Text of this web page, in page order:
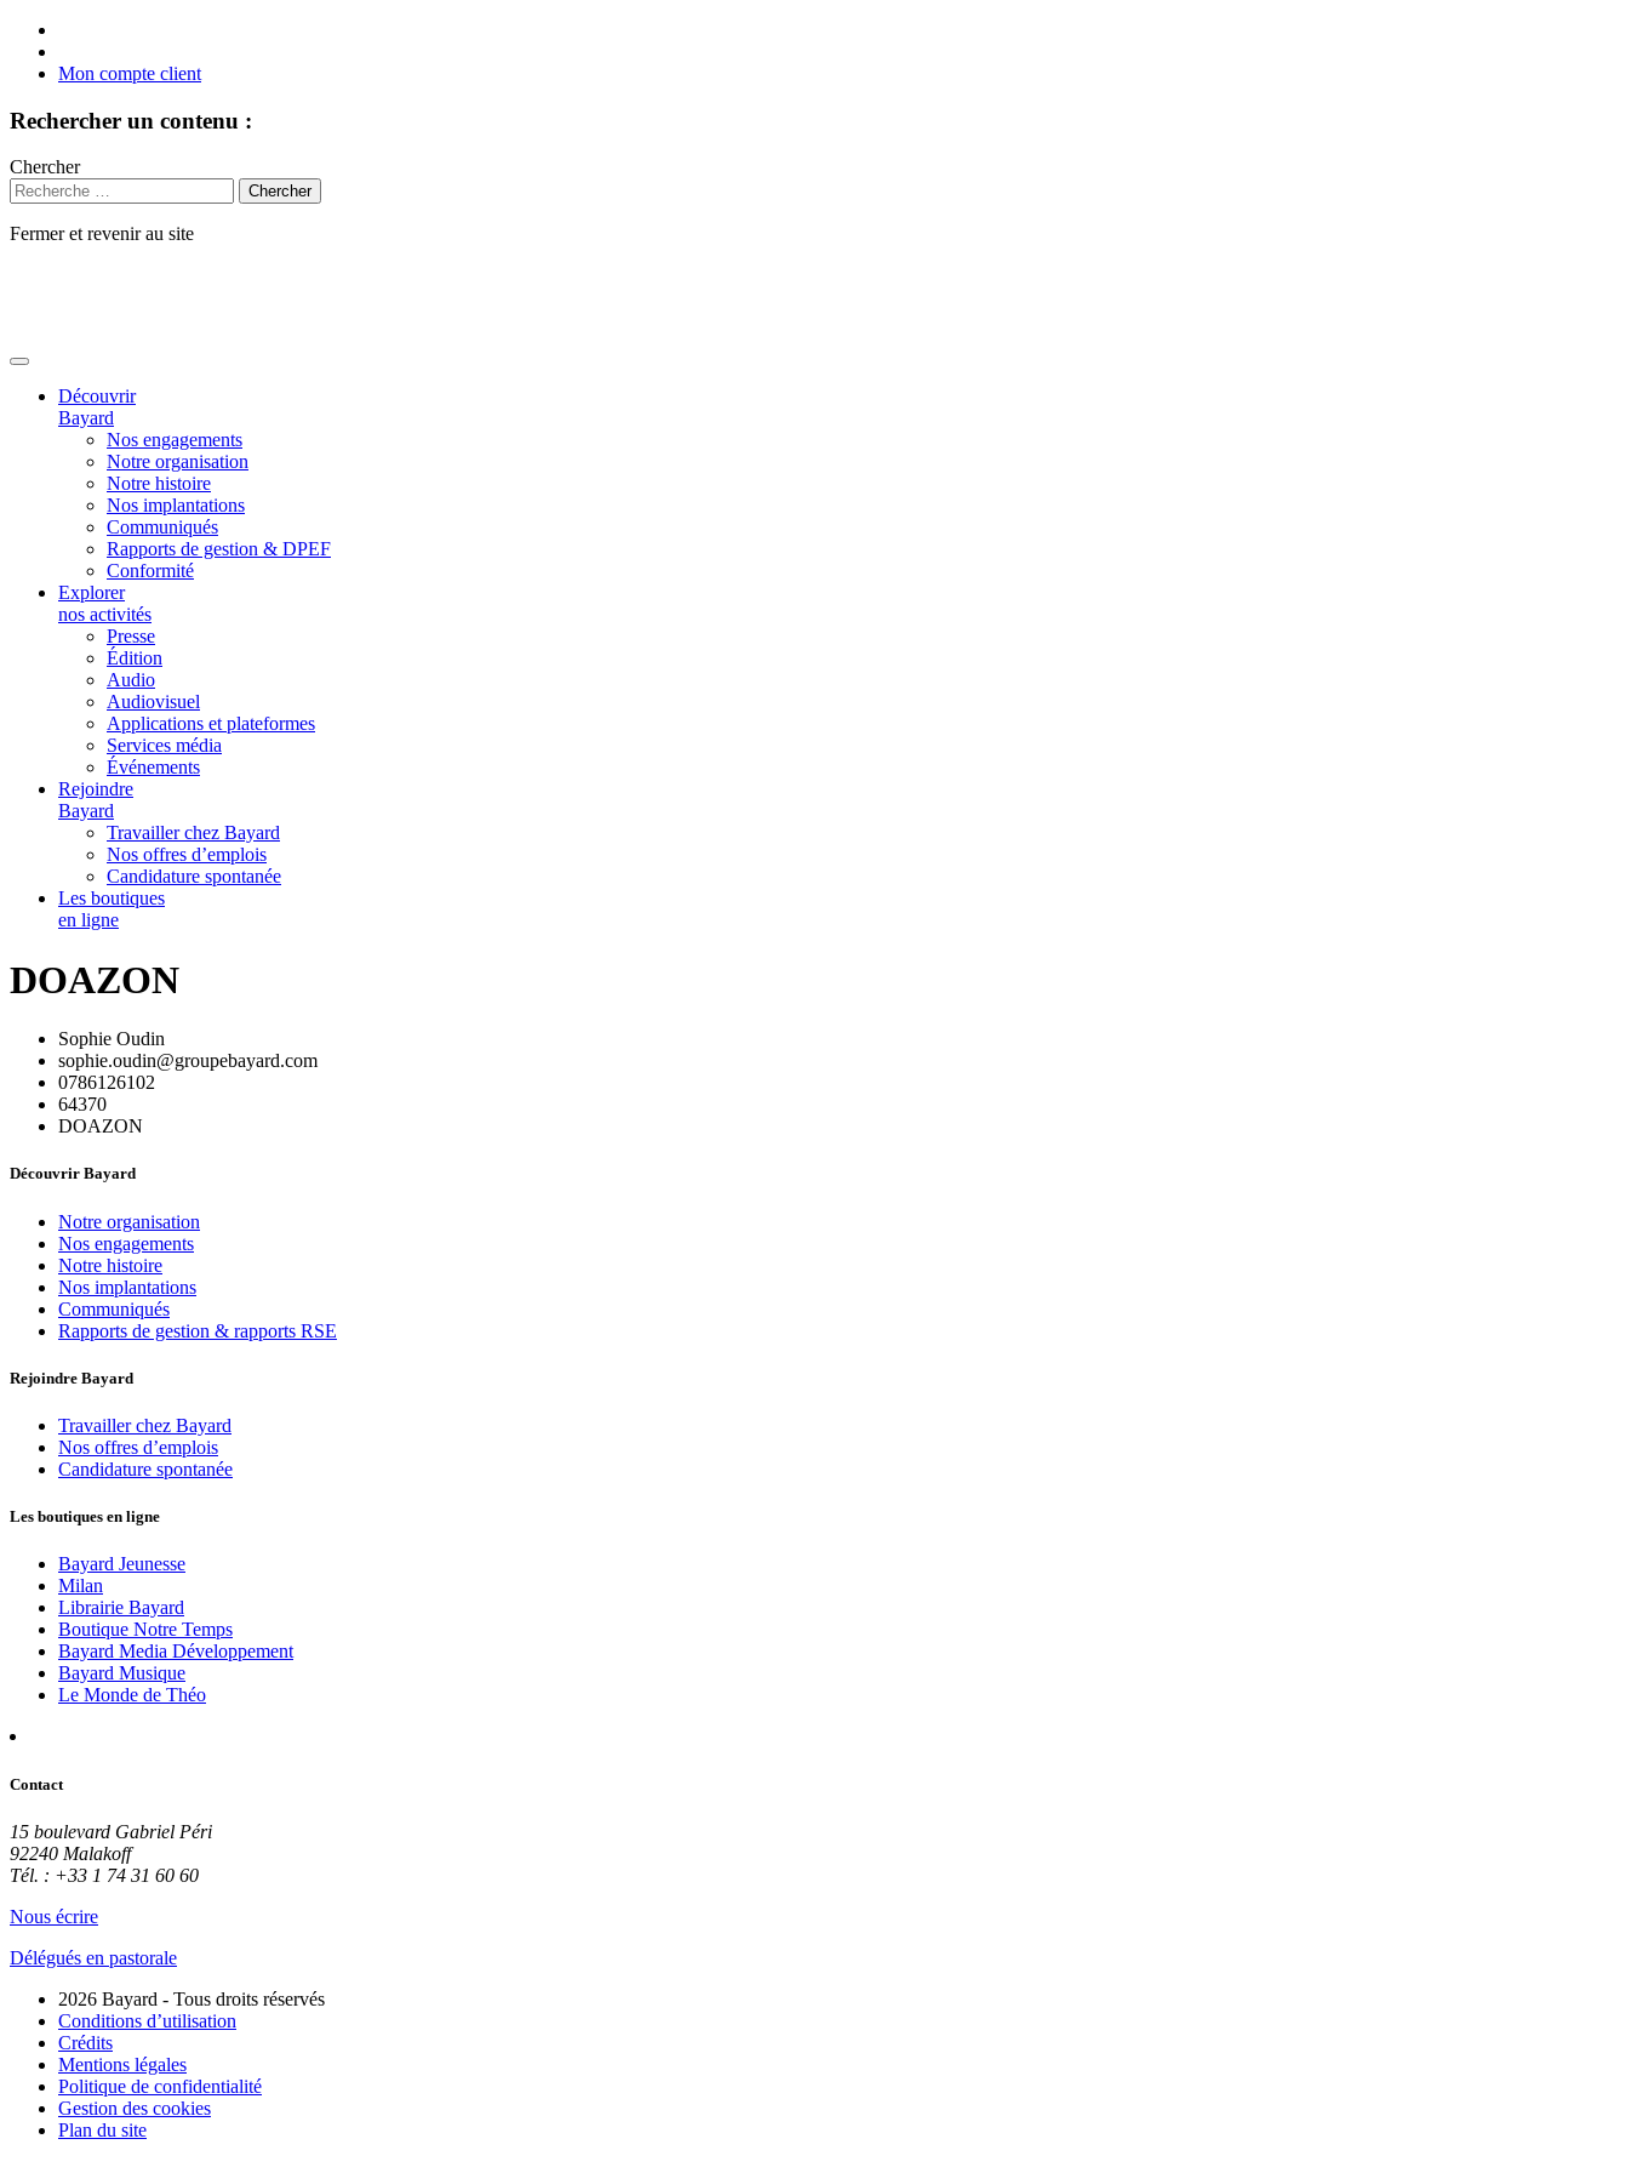
Mon compte client
Rechercher un contenu :
Chercher
Fermer et revenir au site
Découvrir
Bayard
Nos engagements
Notre organisation
Notre histoire
Nos implantations
Communiqués
Rapports de gestion & DPEF
Conformité
Explorer
nos activités
Presse
Édition
Audio
Audiovisuel
Applications et plateformes
Services média
Événements
Rejoindre
Bayard
Travailler chez Bayard
Nos offres d’emplois
Candidature spontanée
Les boutiques
en ligne
DOAZON
Sophie Oudin
sophie.oudin@groupebayard.com
0786126102
64370
DOAZON
Découvrir Bayard
Notre organisation
Nos engagements
Notre histoire
Nos implantations
Communiqués
Rapports de gestion & rapports RSE
Rejoindre Bayard
Travailler chez Bayard
Nos offres d’emplois
Candidature spontanée
Les boutiques en ligne
Bayard Jeunesse
Milan
Librairie Bayard
Boutique Notre Temps
Bayard Media Développement
Bayard Musique
Le Monde de Théo
Contact
15 boulevard Gabriel Péri
92240 Malakoff
Tél. : +33 1 74 31 60 60
Nous écrire
Délégués en pastorale
2026 Bayard - Tous droits réservés
Conditions d’utilisation
Crédits
Mentions légales
Politique de confidentialité
Gestion des cookies
Plan du site